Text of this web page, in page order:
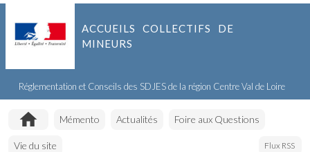
ACCUEILS COLLECTIFS DE
MINEURS
Réglementation et Conseils des SDJES de la région Centre Val de Loire
Accueil Mémento Actualités Foire aux Questions
Vie du site Flux RSS